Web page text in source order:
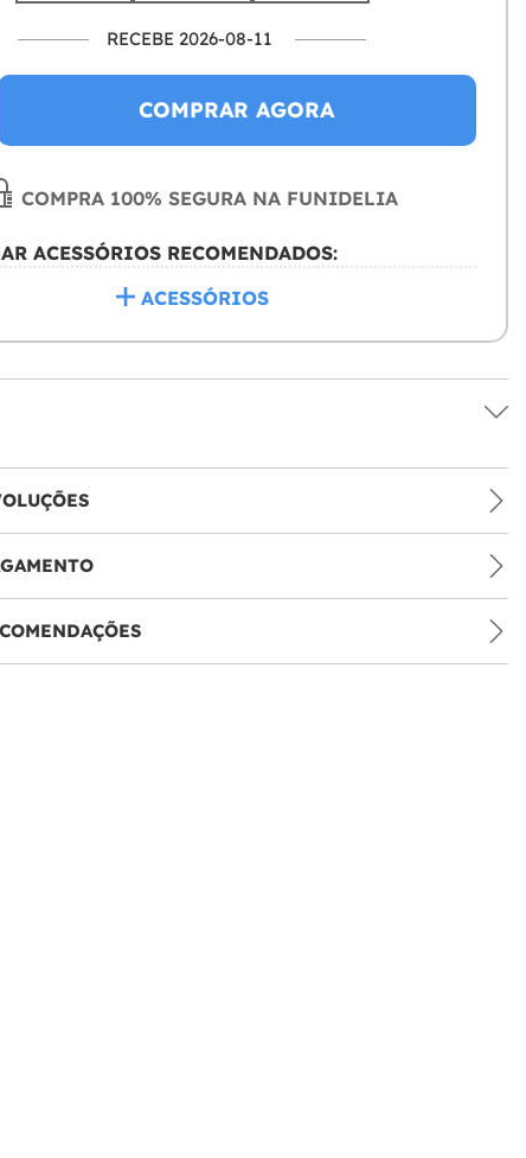
RECEBE 2026-08-11
COMPRAR AGORA
COMPRA 100% SEGURA NA FUNIDELIA
ACESSÓRIOS RECOMENDADOS:
ACESSÓRIOS